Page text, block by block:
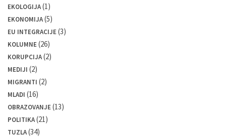
EKOLOGIJA(1)
EKONOMIJA(5)
EU INTEGRACIJE(3)
KOLUMNE(26)
KORUPCIJA(2)
MEDIJI (2)
MIGRANTI (2)
MLADI (16)
OBRAZOVANJE(13)
POLITIKA(21)
TUZLA(34)